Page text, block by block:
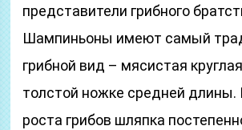
представители грибного
Шампиньоны имеют самый
грибной вид – мясистая
толстой ножке средней длины.
роста грибов шляпка